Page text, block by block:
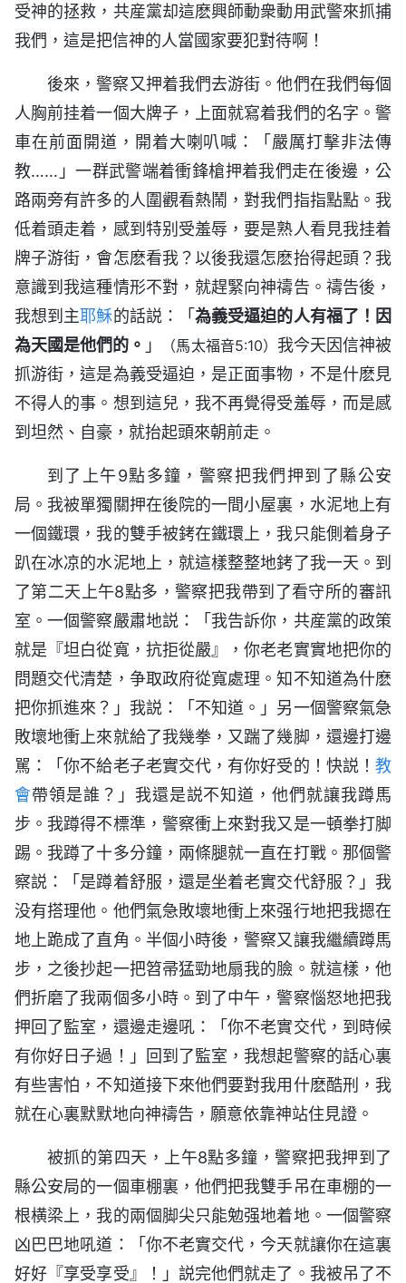
受神的拯救，共産黨却這麽興師動衆動用武警來抓捕
我們，這是把信神的人當國家要犯對待啊！
後來，警察又押着我們去游街。他們在我們每個
人胸前挂着一個大牌子，上面就寫着我們的名字。警
車在前面開道，開着大喇叭喊：「嚴厲打擊非法傳
教……」一群武警端着衝鋒槍押着我們走在後邊，公
路兩旁有許多的人圍觀看熱鬧，對我們指指點點。我
低着頭走着，感到特别受羞辱，要是熟人看見我挂着
牌子游街，會怎麽看我？以後我還怎麽抬得起頭？我
意識到我這種情形不對，就趕緊向神禱告。禱告後，
我想到主耶穌的話説：「為義受逼迫的人有福了！因
為天國是他們的。 」 （馬太福音5:10） 我今天因信神被
抓游街，這是為義受逼迫，是正面事物，不是什麽見
不得人的事。想到這兒，我不再覺得受羞辱，而是感
到坦然、自豪，就抬起頭來朝前走。
到了上午9點多鐘，警察把我們押到了縣公安
局。我被單獨關押在後院的一間小屋裏，水泥地上有
一個鐵環，我的雙手被銬在鐵環上，我只能側着身子
趴在冰凉的水泥地上，就這樣整整地銬了我一天。到
了第二天上午8點多，警察把我帶到了看守所的審訊
室。一個警察嚴肅地説：「我告訴你，共産黨的政策
就是『坦白從寬，抗拒從嚴』，你老老實實地把你的
問題交代清楚，争取政府從寬處理。知不知道為什麽
把你抓進來？」我説：「不知道。」另一個警察氣急
敗壞地衝上來就給了我幾拳，又踹了幾脚，還邊打邊
駡：「你不給老子老實交代，有你好受的！快説！ 教
會帶領是誰？」我還是説不知道，他們就讓我蹲馬
步。我蹲得不標準，警察衝上來對我又是一頓拳打脚
踢。我蹲了十多分鐘，兩條腿就一直在打戰。那個警
察説：「是蹲着舒服，還是坐着老實交代舒服？」我
没有搭理他。他們氣急敗壞地衝上來强行地把我摁在
地上跪成了直角。半個小時後，警察又讓我繼續蹲馬
步，之後抄起一把笤帚猛勁地扇我的臉。就這樣，他
們折磨了我兩個多小時。到了中午，警察惱怒地把我
押回了監室，還邊走邊吼：「你不老實交代，到時候
有你好日子過！」回到了監室，我想起警察的話心裏
有些害怕，不知道接下來他們要對我用什麽酷刑，我
就在心裏默默地向神禱告，願意依靠神站住見證。
被抓的第四天，上午8點多鐘，警察把我押到了
縣公安局的一個車棚裏，他們把我雙手吊在車棚的一
根横梁上，我的兩個脚尖只能勉强地着地。一個警察
凶巴巴地吼道：「你不老實交代，今天就讓你在這裏
好好『享受享受』！」説完他們就走了。我被吊了不